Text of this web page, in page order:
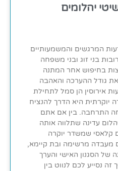
יהלומים
המרגשים והמשמעותיים
בני זוג ובני משפחה
בחיפוש אחר המתנה
גודל ההערכה והאהבה
אירוסין הן סמל לתחילת
היא הדרך להנציח
התרחבה. בין אם אתם
עדינה שתלווה אותה
קלאסי שמשדר יוקרה
מעבדה מרשימה ובת קיימא,
של הסגנון האישי והערך
נסייע לכם לנווט בין